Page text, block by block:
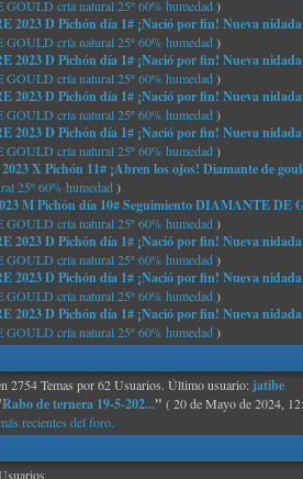
cría natural 25º 60% humedad )
2023 D Pichón día 1# ¡Nació por fin! Nueva
cría natural 25º 60% humedad )
2023 D Pichón día 1# ¡Nació por fin! Nueva
cría natural 25º 60% humedad )
2023 D Pichón día 1# ¡Nació por fin! Nueva
cría natural 25º 60% humedad )
2023 D Pichón día 1# ¡Nació por fin! Nueva
cría natural 25º 60% humedad )
X Pichón 11# ¡Abren los ojos! Diamante de
25º 60% humedad )
M Pichón día 10# Seguimiento DIAMANTE
cría natural 25º 60% humedad )
2023 D Pichón día 1# ¡Nació por fin! Nueva
cría natural 25º 60% humedad )
2023 D Pichón día 1# ¡Nació por fin! Nueva
cría natural 25º 60% humedad )
2023 D Pichón día 1# ¡Nació por fin! Nueva
cría natural 25º 60% humedad )
2754 Temas por 62 Usuarios. Último usuario: jatibe
Rabo de ternera 19-5-202..." ( 20 de Mayo de 2024,
recientes del foro.